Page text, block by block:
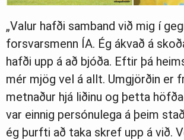
„Valur hafði samband við mig í
forsvarsmenn ÍA. Ég ákvað á
hafði upp á að bjóða. Eftir þá
mér mjög vel á allt. Umgjörðin er
metnaður hjá liðinu og þetta
var einnig persónulega á þeim
ég þurfti að taka skref upp á við.